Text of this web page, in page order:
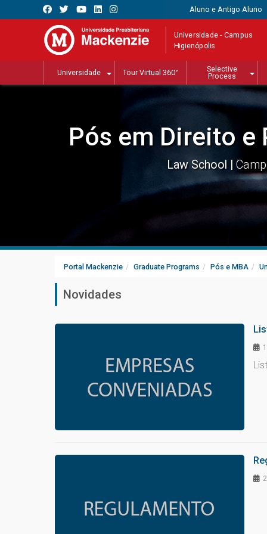
Aluno e Antigo Aluno
Universidade - Campus
Higienópolis
Universidade Tour Virtual 360°
Selective
Process
Pós em Direito e
Law School
Portal Mackenzie Graduate Programs Pós e MBA
Novidades